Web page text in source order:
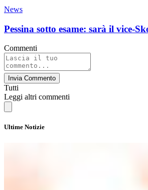
News
Pessina sotto esame: sarà il vice-
Commenti
Invia Commento
Tutti
Leggi altri commenti
Ultime Notizie